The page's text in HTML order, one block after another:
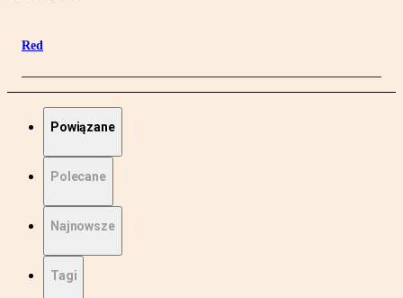
Red
Powiązane
Polecane
Najnowsze
Tagi